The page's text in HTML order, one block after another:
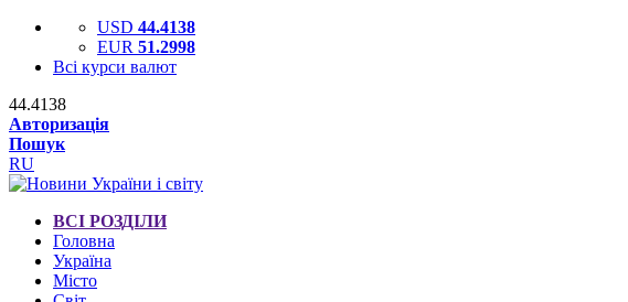
USD 44.4138
EUR 51.2998
Всі курси валют
44.4138
Авторизація
Пошук
RU
ВСІ РОЗДІЛИ
Головна
Україна
Місто